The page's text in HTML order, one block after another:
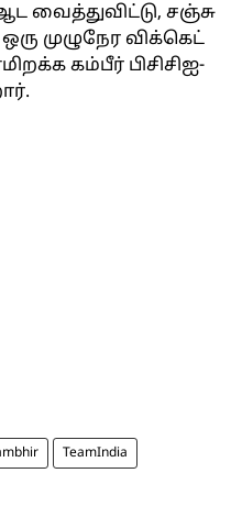
வைத்துவிட்டு, சஞ்சு
முழுநேர விக்கெட்
கம்பீர் பிசிசிஐ-
TeamIndia